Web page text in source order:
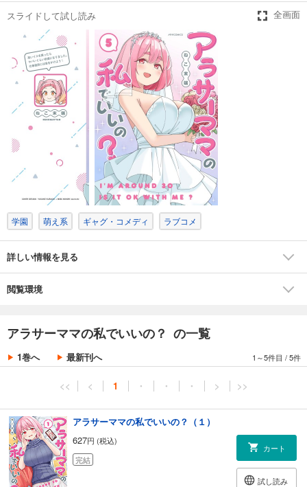
スライドして試し読み 全画面
学園 萌え系 ギャグ・コメディ ラブコメ
詳しい情報を見る
閲覧環境
アラサーママの私でいいの？ の一覧
1巻へ 最新刊へ 1～5件目 /5件
<< < 1 ・ ・ ・ > >>
アラサーママの私でいいの？（１）
627円 (税込)
完結
カート
試し読み